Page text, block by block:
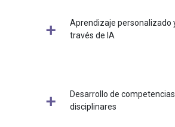
Aprendizaje personalizado
través de IA
Desarrollo de competencias
disciplinares